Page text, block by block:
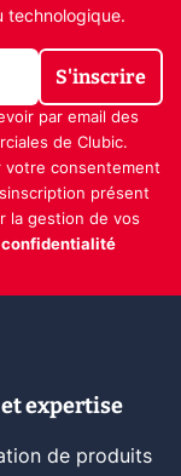
technologique.
S'inscrire
par email des
de Clubic.
votre consentement
présent
la gestion de vos
confidentialité
expertise
de produits